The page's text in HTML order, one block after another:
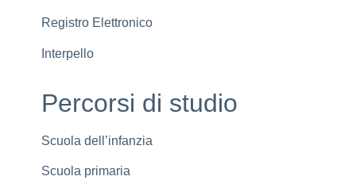
Registro Elettronico
Interpello
Percorsi di studio
Scuola dell’infanzia
Scuola primaria